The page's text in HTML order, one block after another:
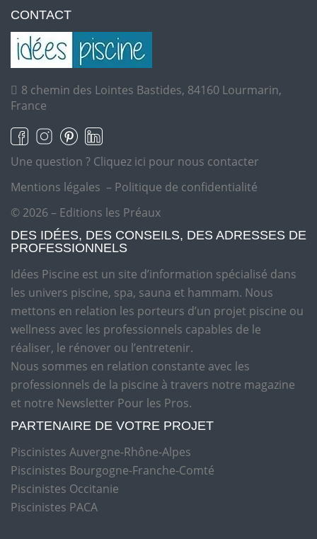
CONTACT
8 chemin des Lointes Bastides, 84160 Lourmarin,
France
Une question ? Cliquez ici pour nous contacter
Mentions légales – Politique de confidentialité
© 2026 – Editions les Préaux
DES IDÉES, DES CONSEILS, DES ADRESSES DE
PROFESSIONNELS
Idées Piscine est un site d’information spécialisé dans
les univers piscine, spa, sauna et hammam. Nous
mettons en relation les porteurs d’un projet piscine ou
wellness avec les professionnels capables de le
réaliser, le rénover ou l’entretenir.
Nous sommes en relation constante avec les
professionnels de la piscine à travers notre magazine
et notre Newsletter Pour les Pros.
PARTENAIRE DE VOTRE PROJET
Piscinistes Auvergne-Rhône-Alpes
Piscinistes Bourgogne-Franche-Comté
Piscinistes Occitanie
Piscinistes PACA